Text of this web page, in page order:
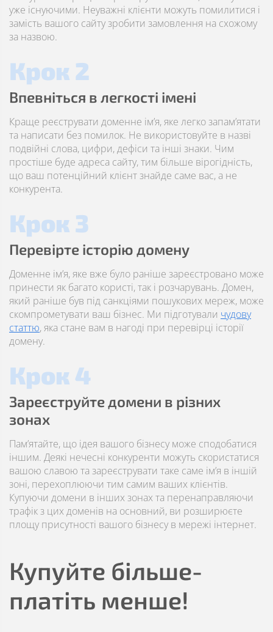
уже існуючими. Неуважні клієнти можуть помилитися і
замість вашого сайту зробити замовлення на схожому
за назвою.
Крок 2
Впевніться в легкості імені
Краще реєструвати доменне ім’я, яке легко запам’ятати
та написати без помилок. Не використовуйте в назві
подвійні слова, цифри, дефіси та інші знаки. Чим
простіше буде адреса сайту, тим більше вірогідність,
що ваш потенційний клієнт знайде саме вас, а не
конкурента.
Крок 3
Перевірте історію домену
Доменне ім’я, яке вже було раніше зареєстровано може
принести як багато користі, так і розчарувань. Домен,
який раніше був під санкціями пошукових мереж, може
скомпрометувати ваш бізнес. Ми підготували чудову
статтю, яка стане вам в нагоді при перевірці історії
домену.
Крок 4
Зареєструйте домени в різних
зонах
Пам’ятайте, що ідея вашого бізнесу може сподобатися
іншим. Деякі нечесні конкуренти можуть скористатися
вашою славою та зареєструвати таке саме ім’я в іншій
зоні, перехоплюючи тим самим ваших клієнтів.
Купуючи домени в інших зонах та перенаправляючи
трафік з цих доменів на основний, ви розширюєте
площу присутності вашого бізнесу в мережі інтернет.
Купуйте більше-
платіть менше!